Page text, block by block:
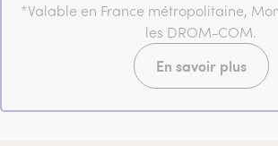
*Valable en France métropolitaine,
les DROM-COM.
En savoir plus